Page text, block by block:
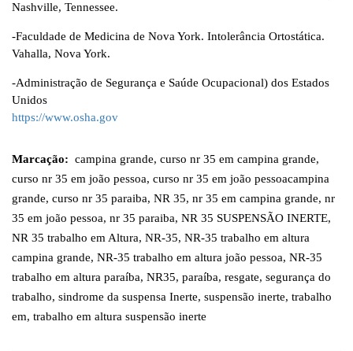
Nashville, Tennessee.
-Faculdade de Medicina de Nova York. Intolerância Ortostática.
Vahalla, Nova York.
-Administração de Segurança e Saúde Ocupacional) dos Estados
Unidos
https://www.osha.gov
Marcação: campina grande, curso nr 35 em campina grande,
curso nr 35 em joão pessoa, curso nr 35 em joão pessoacampina
grande, curso nr 35 paraiba, NR 35, nr 35 em campina grande, nr
35 em joão pessoa, nr 35 paraiba, NR 35 SUSPENSÃO INERTE,
NR 35 trabalho em Altura, NR-35, NR-35 trabalho em altura
campina grande, NR-35 trabalho em altura joão pessoa, NR-35
trabalho em altura paraíba, NR35, paraíba, resgate, segurança do
trabalho, sindrome da suspensa Inerte, suspensão inerte, trabalho
em, trabalho em altura suspensão inerte